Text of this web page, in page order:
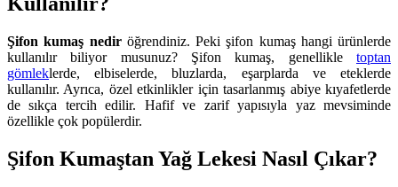
Şifon kumaş nediröğrendiniz. Peki şifon kumaş hangi ürünlerde
kullanılır biliyor musunuz? Şifon kumaş, genellikle toptan
gömleklerde, elbiselerde, bluzlarda, eşarplarda ve eteklerde
kullanılır. Ayrıca, özel etkinlikler için tasarlanmış abiye kıyafetlerde
de sıkça tercih edilir. Hafif ve zarif yapısıyla yaz mevsiminde
özellikle çok popülerdir.
Şifon Kumaştan Yağ Lekesi Nasıl Çıkar?